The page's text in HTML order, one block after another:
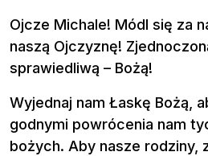
Ojcze Michale! Módl się za
naszą Ojczyznę!
sprawiedliwą – Bożą!
Wyjednaj nam Łaskę Bożą,
godnymi powrócenia nam
bożych. Aby nasze rodziny,